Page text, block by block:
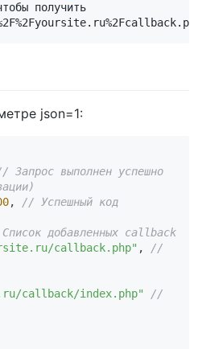
получить
json=1:
Запрос выполнен успешно
,
// Успешный код
добавленных callback
callback.php" ,
//
callback/index.php"
//